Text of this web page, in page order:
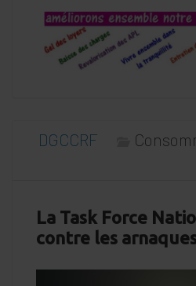
DGCCRF
La Task Force
contre les